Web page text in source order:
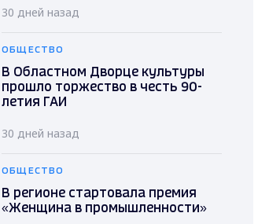
30 дней назад
ОБЩЕСТВО
В Областном Дворце культуры
прошло торжество в честь 90-
летия ГАИ
30 дней назад
ОБЩЕСТВО
В регионе стартовала премия
«Женщина в промышленности»